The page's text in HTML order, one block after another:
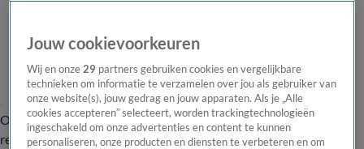
Overzicht Laatste nieuws Regionieuws Het beste van Hart
Tip de
redactie
Jouw cookievoorkeuren
Wij en onze29 partners gebruiken cookies en vergelijkbare
technieken om informatie te verzamelen over jou als gebruiker van
onze website(s), jouw gedrag en jouw apparaten. Als je „Alle
cookies accepteren” selecteert, worden trackingtechnologieën
ingeschakeld om onze advertenties en content te kunnen
personaliseren, onze producten en diensten te verbeteren en om